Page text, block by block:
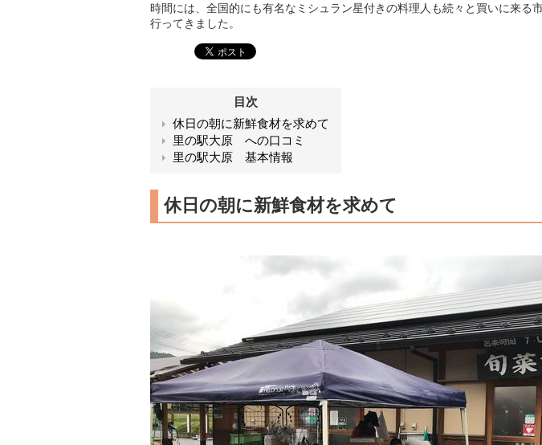
時間には、全国的にも有名なミシュラン星付きの料理人も続々と買いに来る
行ってきました。
目次
休日の朝に新鮮食材を求めて
里の駅大原 への口コミ
里の駅大原 基本情報
休日の朝に新鮮食材を求めて